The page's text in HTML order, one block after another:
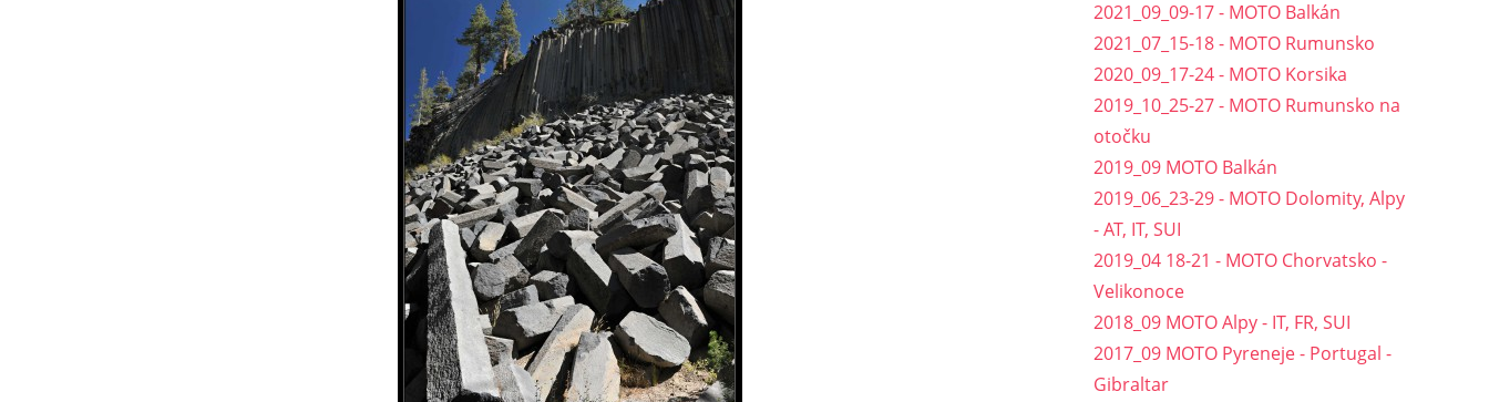
2021_09_09-17 - MOTO Balkán
2021_07_15-18 - MOTO Rumunsko
2020_09_17-24 - MOTO Korsika
2019_10_25-27 - MOTO Rumunsko na
otočku
2019_09 MOTO Balkán
2019_06_23-29 - MOTO Dolomity, Alpy
- AT, IT, SUI
2019_04 18-21 - MOTO Chorvatsko -
Velikonoce
2018_09 MOTO Alpy - IT, FR, SUI
2017_09 MOTO Pyreneje - Portugal -
Gibraltar